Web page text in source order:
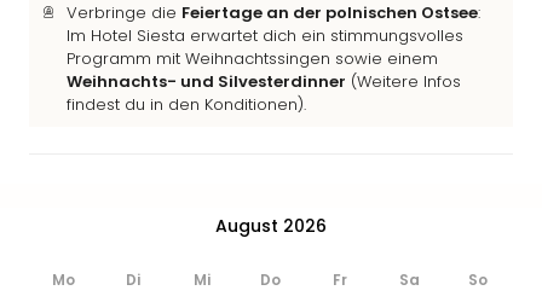
Verbringe die Feiertage an der polnischen Ostsee:
Im Hotel Siesta erwartet dich ein stimmungsvolles
Programm mit Weihnachtssingen sowie einem
Weihnachts- und Silvesterdinner (Weitere Infos
findest du in den Konditionen).
August 2026
Mo Di Mi Do Fr Sa So